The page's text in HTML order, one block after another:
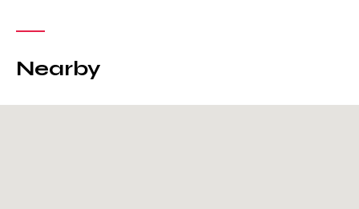
Nearby